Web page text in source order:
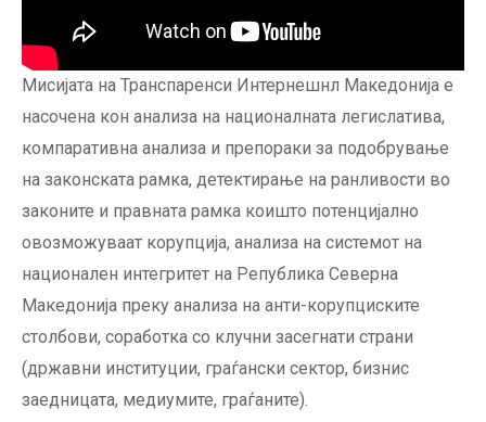
Мисијата на Транспаренси Интернешнл Македонија е
насочена кон aнализа на националната легислатива,
компаративна анализа и препораки за подобрување
на законската рамка, детектирање на ранливости во
законите и правната рамка коишто потенцијално
овозможуваат корупција, анализа на системот на
национален интегритет на Република Северна
Македонија преку анализа на анти-корупциските
столбови, соработка со клучни засегнати страни
(државни институции, граѓански сектор, бизнис
заедницата, медиумите, граѓаните).